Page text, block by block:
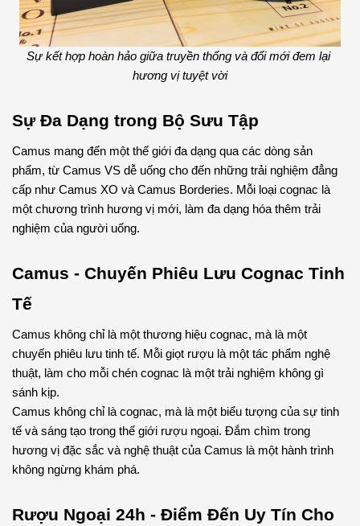
Sự kết hợp hoàn hảo giữa truyền thống và đổi mới đem lại
hương vị tuyệt vời
Sự Đa Dạng trong Bộ Sưu Tập
Camus mang đến một thế giới đa dạng qua các dòng sản
phẩm, từ Camus VS dễ uống cho đến những trải nghiệm đẳng
cấp như Camus XO và Camus Borderies. Mỗi loại cognac là
một chương trình hương vị mới, làm đa dạng hóa thêm trải
nghiệm của người uống.
Camus - Chuyến Phiêu Lưu Cognac Tinh
Tế
Camus không chỉ là một thương hiệu cognac, mà là một
chuyến phiêu lưu tinh tế. Mỗi giọt rượu là một tác phẩm nghệ
thuật, làm cho mỗi chén cognac là một trải nghiệm không gì
sánh kịp.
Camus không chỉ là cognac, mà là một biểu tượng của sự tinh
tế và sáng tạo trong thế giới rượu ngoại. Đắm chìm trong
hương vị đặc sắc và nghệ thuật của Camus là một hành trình
không ngừng khám phá.
Rượu Ngoại 24h - Điểm Đến Uy Tín Cho